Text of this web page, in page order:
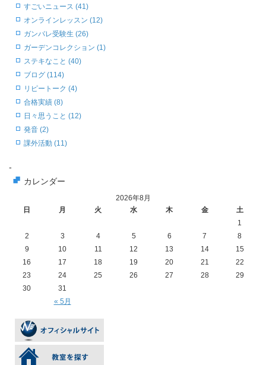
すごいニュース (41)
オンラインレッスン (12)
ガンバレ受験生 (26)
ガーデンコレクション (1)
ステキなこと (40)
ブログ (114)
リピートーク (4)
合格実績 (8)
日々思うこと (12)
発音 (2)
課外活動 (11)
-
カレンダー
2026年8月
日
月 火 水 木 金 土
« 5月
1
2
3 4 5 6 7
8
9
10 11 12 13 14
15
16
17 18 19 20 21
22
23
24 25 26 27 28
29
30
31